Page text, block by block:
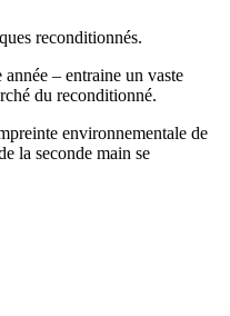
reconditionnés.
– entraine un vaste
du reconditionné.
environnementale de
la seconde main se